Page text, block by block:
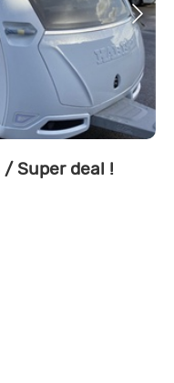
/ Super deal !